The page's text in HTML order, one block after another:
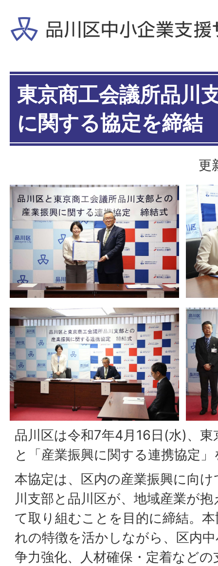
東京商工会議所品川
に関する協定を締結
更
品川区は令和7年4月16日(水)、
と「産業振興に関する連携協定
本協定は、区内の産業振興に向
川支部と品川区が、地域産業が
て取り組むことを目的に締結。
れの特徴を活かしながら、区内
争力強化、人材確保・定着など